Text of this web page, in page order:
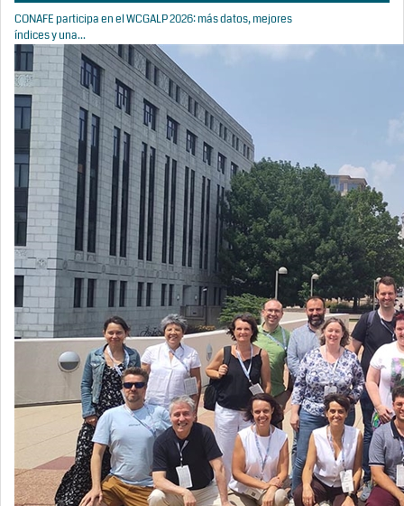
CONAFE participa en el WCGALP 2026: más datos, mejores
índices y una...